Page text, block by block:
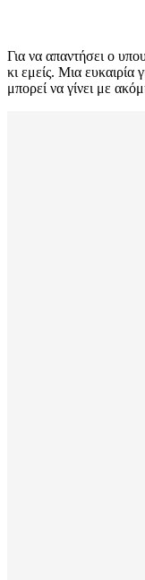
Για να απαντήσει ο
κι εμείς. Μια ευκαιρία
μπορεί να γίνει με